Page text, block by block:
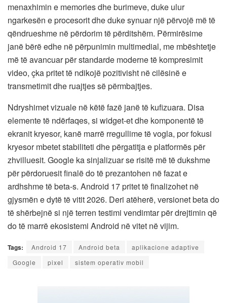
menaxhimin e memories dhe burimeve, duke ulur
ngarkesën e procesorit dhe duke synuar një përvojë më të
qëndrueshme në përdorim të përditshëm. Përmirësime
janë bërë edhe në përpunimin multimedial, me mbështetje
më të avancuar për standarde moderne të kompresimit
video, çka pritet të ndikojë pozitivisht në cilësinë e
transmetimit dhe ruajtjes së përmbajtjes.
Ndryshimet vizuale në këtë fazë janë të kufizuara. Disa
elemente të ndërfaqes, si widget-et dhe komponentë të
ekranit kryesor, kanë marrë rregullime të vogla, por fokusi
kryesor mbetet stabiliteti dhe përgatitja e platformës për
zhvilluesit. Google ka sinjalizuar se risitë më të dukshme
për përdoruesit finalë do të prezantohen në fazat e
ardhshme të beta-s. Android 17 pritet të finalizohet në
gjysmën e dytë të vitit 2026. Deri atëherë, versionet beta do
të shërbejnë si një terren testimi vendimtar për drejtimin që
do të marrë ekosistemi Android në vitet në vijim.
Tags: Android 17 Android beta
aplikacione adaptive
Google
pixel sistem operativ mobil